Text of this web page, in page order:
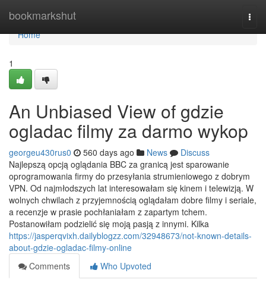
bookmarkshut
Home
Home
1
An Unbiased View of gdzie
ogladac filmy za darmo wykop
georgeu430rus0 560 days ago News
Discuss
Najlepszą opcją oglądania BBC za granicą jest sparowanie
oprogramowania firmy do przesyłania strumieniowego z dobrym
VPN. Od najmłodszych lat interesowałam się kinem i telewizją. W
wolnych chwilach z przyjemnością oglądałam dobre filmy i seriale,
a recenzje w prasie pochłaniałam z zapartym tchem.
Postanowiłam podzielić się moją pasją z innymi. Kilka
https://jasperqvixh.dailyblogzz.com/32948673/not-known-details-
about-gdzie-ogladac-filmy-online
Comments
Who Upvoted